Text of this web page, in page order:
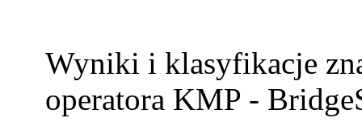
Wyniki i klasyfikacje
operatora KMP -